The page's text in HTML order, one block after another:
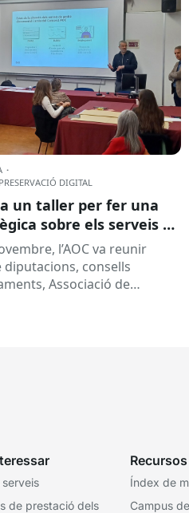
·
DIGITAL
un taller per fer una
sobre els serveis de
d’arxiu d’expedients electrònics
l’AOC va reunir
consells
Associació de
de prestació dels
Recursos
Índex de
Campus